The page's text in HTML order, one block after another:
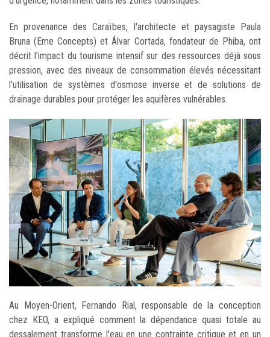
En provenance des Caraïbes, l'architecte et paysagiste Paula
Bruna (Eme Concepts) et Álvar Cortada, fondateur de Phiba, ont
décrit l'impact du tourisme intensif sur des ressources déjà sous
pression, avec des niveaux de consommation élevés nécessitant
l'utilisation de systèmes d'osmose inverse et de solutions de
drainage durables pour protéger les aquifères vulnérables.
Au Moyen-Orient, Fernando Rial, responsable de la conception
chez KEO, a expliqué comment la dépendance quasi totale au
dessalement transforme l'eau en une contrainte critique et en un